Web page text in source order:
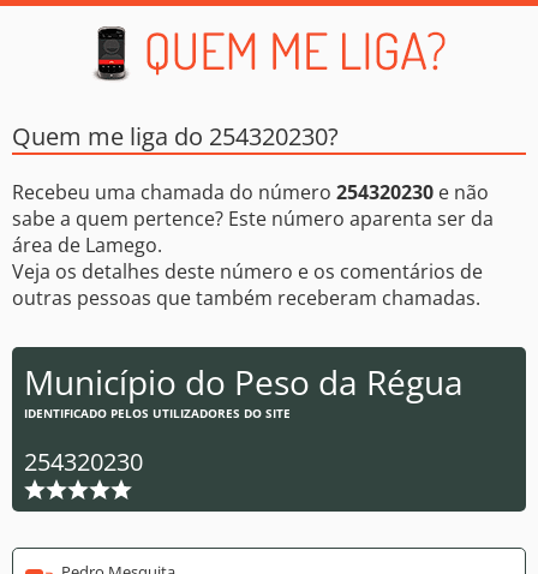
Quem me liga do 254320230?
Recebeu uma chamada do número 254320230 e não
sabe a quem pertence? Este número aparenta ser da
área de Lamego.
Veja os detalhes deste número e os comentários de
outras pessoas que também receberam chamadas.
Município do Peso da Régua
IDENTIFICADO PELOS UTILIZADORES DO SITE
254320230